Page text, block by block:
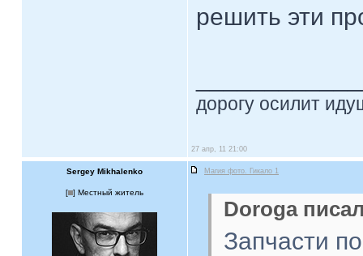
решить эти
дорогу осилит
27 апр, 11 21:00
Sergey Mikhalenko Магия фото. Гикало 1
[ ] Местный житель
Doroga
Запчасти